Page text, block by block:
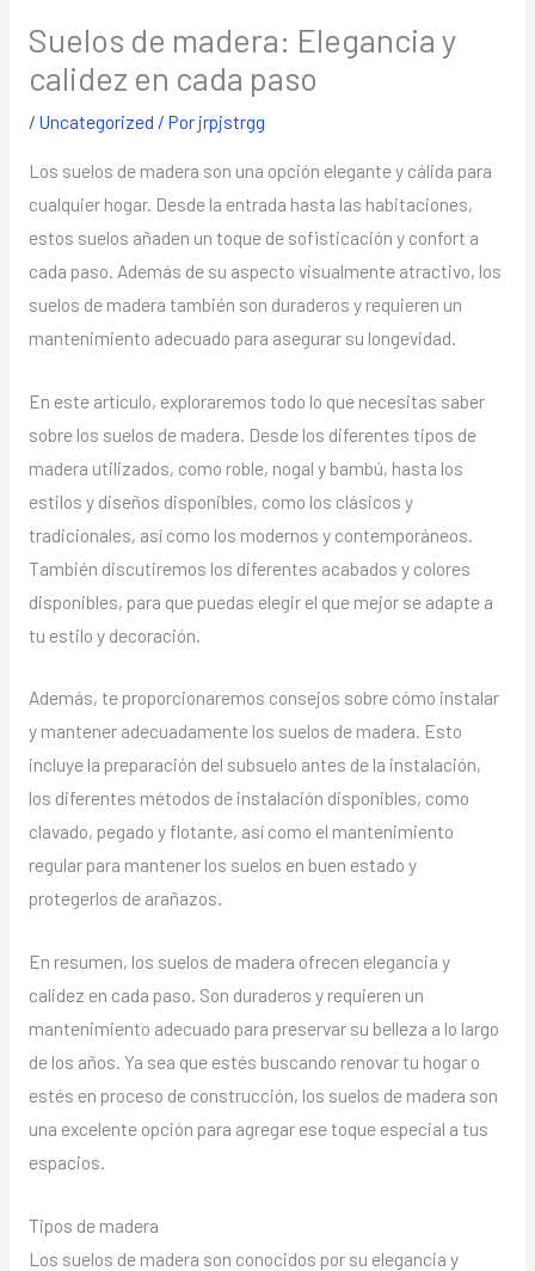
Suelos de madera: Elegancia y
calidez en cada paso
/ Uncategorized / Por jrpjstrgg
Los suelos de madera son una opción elegante y cálida para
cualquier hogar. Desde la entrada hasta las habitaciones,
estos suelos añaden un toque de sofisticación y confort a
cada paso. Además de su aspecto visualmente atractivo, los
suelos de madera también son duraderos y requieren un
mantenimiento adecuado para asegurar su longevidad.
En este artículo, exploraremos todo lo que necesitas saber
sobre los suelos de madera. Desde los diferentes tipos de
madera utilizados, como roble, nogal y bambú, hasta los
estilos y diseños disponibles, como los clásicos y
tradicionales, así como los modernos y contemporáneos.
También discutiremos los diferentes acabados y colores
disponibles, para que puedas elegir el que mejor se adapte a
tu estilo y decoración.
Además, te proporcionaremos consejos sobre cómo instalar
y mantener adecuadamente los suelos de madera. Esto
incluye la preparación del subsuelo antes de la instalación,
los diferentes métodos de instalación disponibles, como
clavado, pegado y flotante, así como el mantenimiento
regular para mantener los suelos en buen estado y
protegerlos de arañazos.
En resumen, los suelos de madera ofrecen elegancia y
calidez en cada paso. Son duraderos y requieren un
mantenimiento adecuado para preservar su belleza a lo largo
de los años. Ya sea que estés buscando renovar tu hogar o
estés en proceso de construcción, los suelos de madera son
una excelente opción para agregar ese toque especial a tus
espacios.
Tipos de madera
Los suelos de madera son conocidos por su elegancia y